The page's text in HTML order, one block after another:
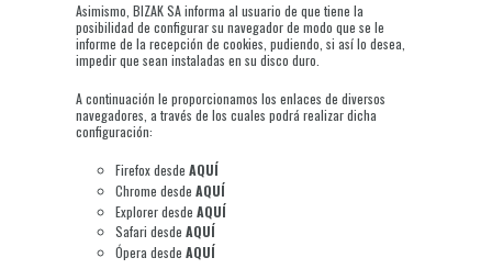
Asimismo, BIZAK SA informa al usuario de que tiene la
posibilidad de configurar su navegador de modo que se le
informe de la recepción de cookies, pudiendo, si así lo desea,
impedir que sean instaladas en su disco duro.
A continuación le proporcionamos los enlaces de diversos
navegadores, a través de los cuales podrá realizar dicha
configuración:
Firefox desde AQUÍ
Chrome desde AQUÍ
Explorer desde AQUÍ
Safari desde AQUÍ
Ópera desde AQUÍ